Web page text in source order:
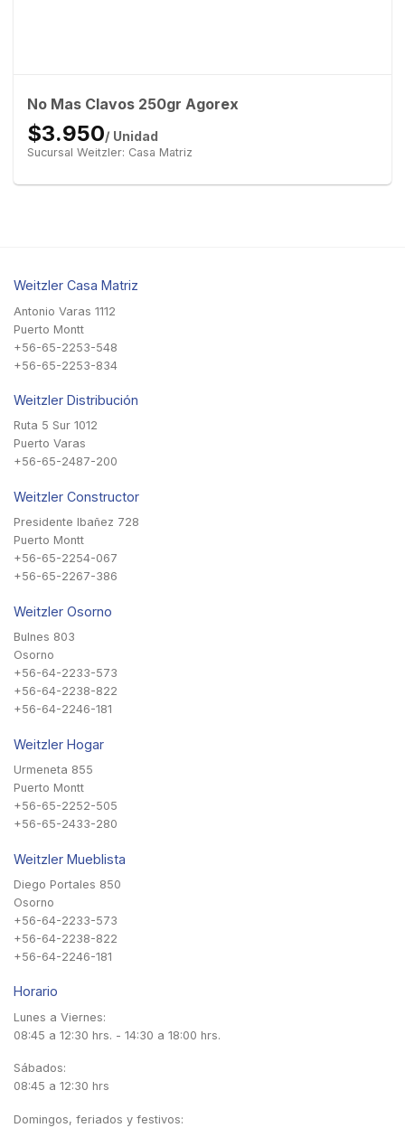
No Mas Clavos 250gr Agorex
$3.950/ Unidad
Sucursal Weitzler: Casa Matriz
Weitzler Casa Matriz
Antonio Varas 1112
Puerto Montt
+56-65-2253-548
+56-65-2253-834
Weitzler Distribución
Ruta 5 Sur 1012
Puerto Varas
+56-65-2487-200
Weitzler Constructor
Presidente Ibañez 728
Puerto Montt
+56-65-2254-067
+56-65-2267-386
Weitzler Osorno
Bulnes 803
Osorno
+56-64-2233-573
+56-64-2238-822
+56-64-2246-181
Weitzler Hogar
Urmeneta 855
Puerto Montt
+56-65-2252-505
+56-65-2433-280
Weitzler Mueblista
Diego Portales 850
Osorno
+56-64-2233-573
+56-64-2238-822
+56-64-2246-181
Horario
Lunes a Viernes:
08:45 a 12:30 hrs. - 14:30 a 18:00 hrs.
Sábados:
08:45 a 12:30 hrs
Domingos, feriados y festivos: